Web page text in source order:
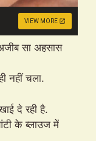
VIEW MORE
सा अहसास
नहीं चला.
दे रही है.
के ब्लाउज में